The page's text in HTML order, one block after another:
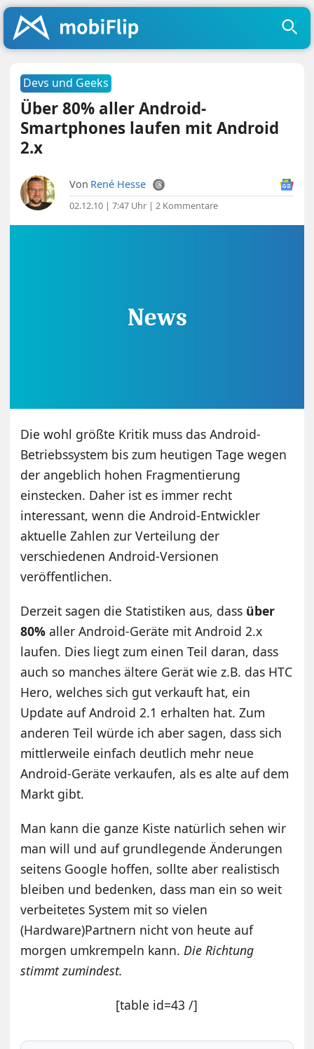
Devs und Geeks
Über 80% aller Android-
Smartphones laufen mit Android
2.x
Von René Hesse
02.12.10 | 7:47 Uhr |2 Kommentare
Die wohl größte Kritik muss das Android-
Betriebssystem bis zum heutigen Tage wegen
der angeblich hohen Fragmentierung
einstecken. Daher ist es immer recht
interessant, wenn die Android-Entwickler
aktuelle Zahlen zur Verteilung der
verschiedenen Android-Versionen
veröffentlichen.
Derzeit sagen die Statistiken aus, dass über
80% aller Android-Geräte mit Android 2.x
laufen. Dies liegt zum einen Teil daran, dass
auch so manches ältere Gerät wie z.B. das HTC
Hero, welches sich gut verkauft hat, ein
Update auf Android 2.1 erhalten hat. Zum
anderen Teil würde ich aber sagen, dass sich
mittlerweile einfach deutlich mehr neue
Android-Geräte verkaufen, als es alte auf dem
Markt gibt.
Man kann die ganze Kiste natürlich sehen wir
man will und auf grundlegende Änderungen
seitens Google hoffen, sollte aber realistisch
bleiben und bedenken, dass man ein so weit
verbeitetes System mit so vielen
(Hardware)Partnern nicht von heute auf
morgen umkrempeln kann.Die Richtung
stimmt zumindest.
[table id=43 /]